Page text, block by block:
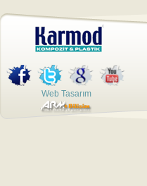
Web Tasarım